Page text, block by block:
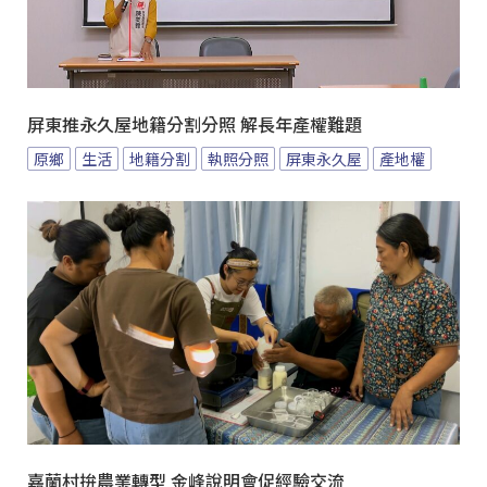
屏東推永久屋地籍分割分照 解長年產權難題
原鄉 生活 地籍分割 執照分照 屏東永久屋 產地權
嘉蘭村拚農業轉型 金峰說明會促經驗交流